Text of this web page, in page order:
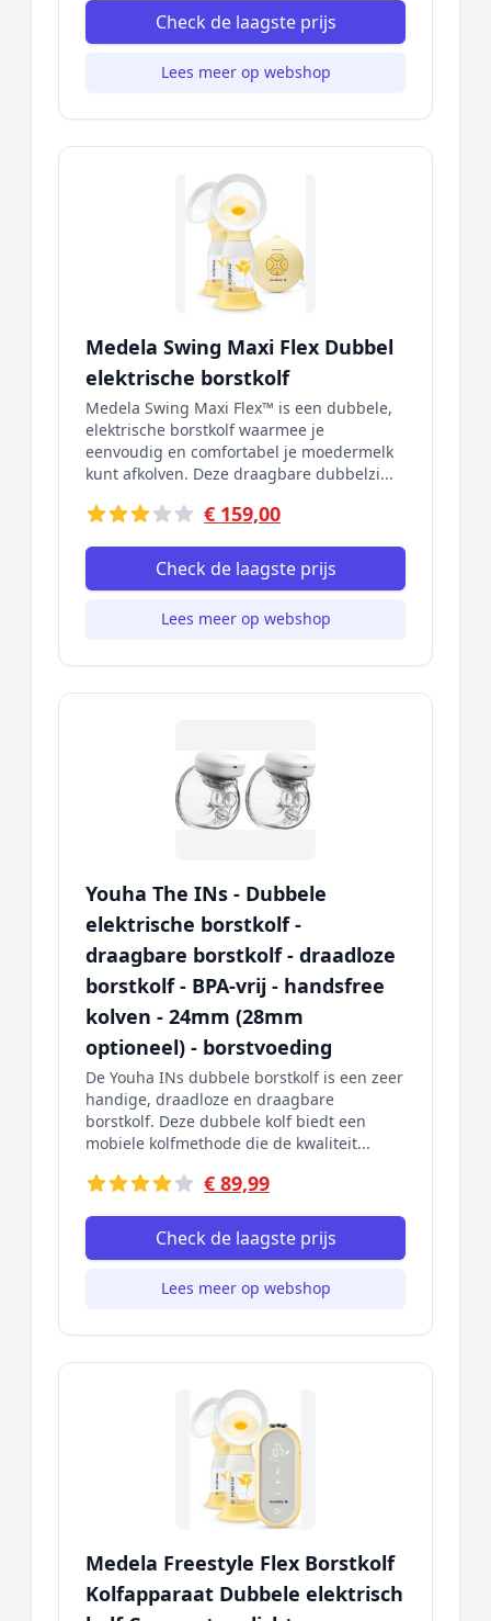
Check de laagste prijs
Lees meer op webshop
Medela Swing Maxi Flex Dubbel
elektrische borstkolf
Medela Swing Maxi Flex™ is een dubbele,
elektrische borstkolf waarmee je
eenvoudig en comfortabel je moedermelk
kunt afkolven. Deze draagbare dubbelzi...
€ 159,00
Check de laagste prijs
Lees meer op webshop
Youha The INs - Dubbele
elektrische borstkolf -
draagbare borstkolf - draadloze
borstkolf - BPA-vrij - handsfree
kolven - 24mm (28mm
optioneel) - borstvoeding
De Youha INs dubbele borstkolf is een zeer
handige, draadloze en draagbare
borstkolf. Deze dubbele kolf biedt een
mobiele kolfmethode die de kwaliteit...
€ 89,99
Check de laagste prijs
Lees meer op webshop
Medela Freestyle Flex Borstkolf
Kolfapparaat Dubbele elektrisch